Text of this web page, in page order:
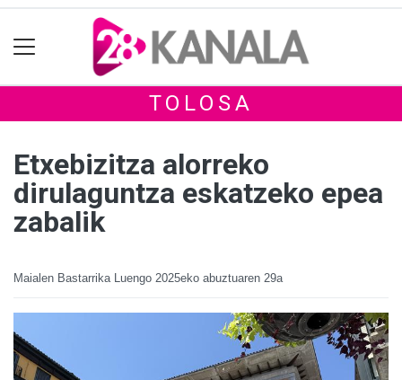
TOLOSA
Etxebizitza alorreko
dirulaguntza eskatzeko epea
zabalik
Maialen Bastarrika Luengo 2025eko abuztuaren 29a